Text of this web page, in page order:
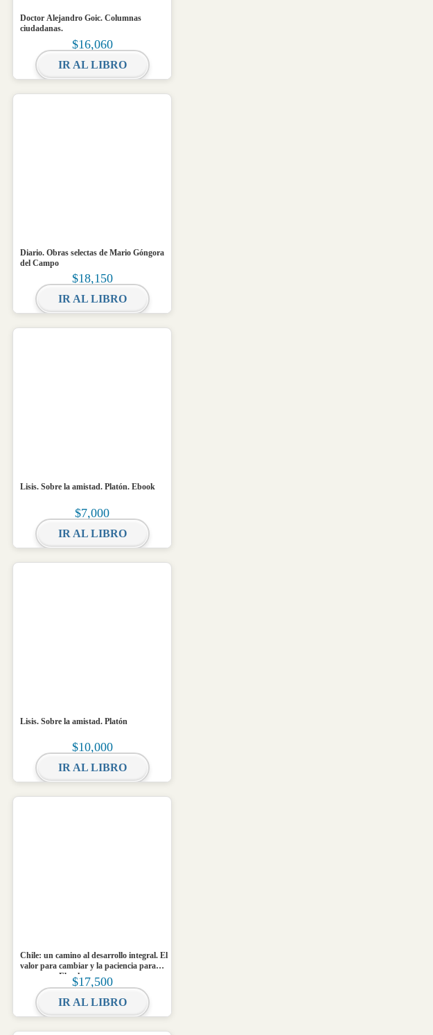
Doctor Alejandro Goic. Columnas
ciudadanas.
$16,060
IR AL LIBRO
Diario. Obras selectas de Mario Góngora
del Campo
$18,150
IR AL LIBRO
Lisis. Sobre la amistad. Platón. Ebook
$7,000
IR AL LIBRO
Lisis. Sobre la amistad. Platón
$10,000
IR AL LIBRO
Chile: un camino al desarrollo integral. El
valor para cambiar y la paciencia para
prosperar. Ebook
$17,500
IR AL LIBRO